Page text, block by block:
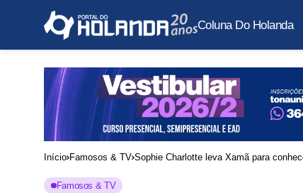
Coluna Do Holanda
Início Famosos & TV Sophie Charlotte leva Xamã para
Famosos & TV